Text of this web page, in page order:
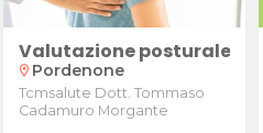
e piega moda +
Valutazione posturale
location_on Pordenone
Tcmsalute Dott. Tommaso
Cadamuro Morgante